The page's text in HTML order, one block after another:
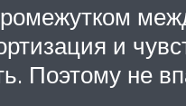
и
Поэтому не